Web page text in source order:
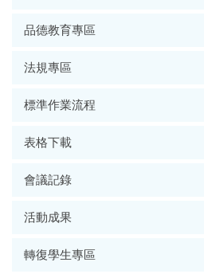
品德教育專區
法規專區
標準作業流程
表格下載
會議記錄
活動成果
轉復學生專區